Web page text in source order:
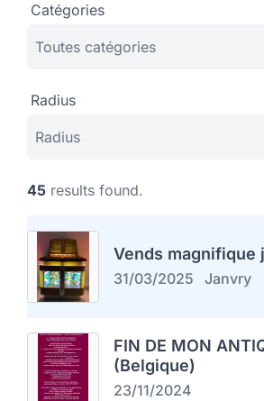
Catégories
Radius
45 results found.
Vends magnifique
31/03/2025 Janvry
FIN DE MON
(Belgique)
23/11/2024